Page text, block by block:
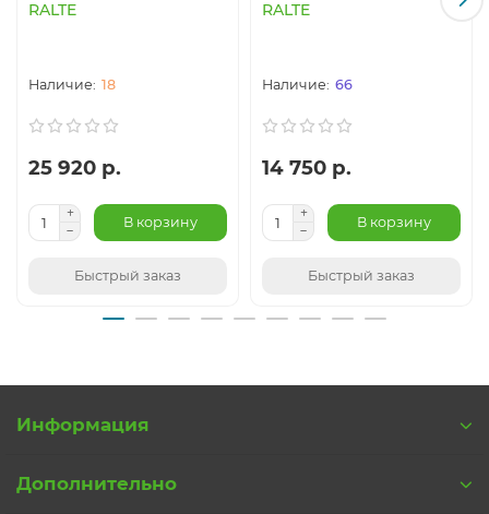
RALTE
18
25 920 р.
В корзину
Быстрый заказ
RALTE
66
14 750 р.
В корзину
Быстрый заказ
Информация
Дополнительно